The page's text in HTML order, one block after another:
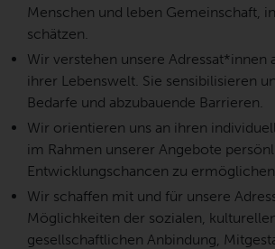
Menschen und leben Gemeinschaft,
schätzen.
Wir verstehen unsere Adressat*innen
ihrer Lebenswelt. Sie sensibilisieren
Bedarfe und abzubauende Barrieren.
Wir orientieren uns an ihren
im Rahmen unserer Angebote
Entwicklungschancen zu
Wir schaffen mit und für unsere
Möglichkeiten der sozialen,
gesellschaftlichen Anbindung,